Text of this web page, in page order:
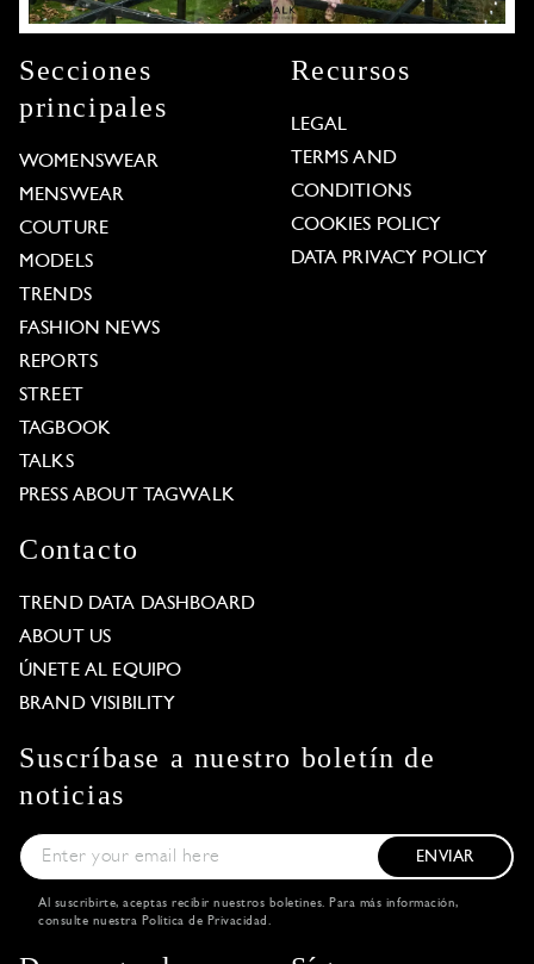
Secciones
principales
WOMENSWEAR
MENSWEAR
COUTURE
MODELS
TRENDS
FASHION NEWS
REPORTS
STREET
TAGBOOK
TALKS
PRESS ABOUT TAGWALK
Recursos
LEGAL
TERMS AND
CONDITIONS
COOKIES POLICY
DATA PRIVACY POLICY
Contacto
TREND DATA DASHBOARD
ABOUT US
ÚNETE AL EQUIPO
BRAND VISIBILITY
Suscríbase a nuestro boletín de
noticias
ENVIAR
Al suscribirte, aceptas recibir nuestros boletines. Para más información,
consulte nuestra Política de Privacidad.